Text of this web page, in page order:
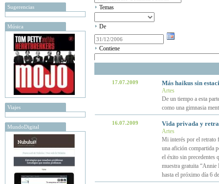
Sugerencias
Música
Viajes
MundoDigital
Temas
De
Contiene
17.07.2009 Más haikus sin
Artes
De un tiempo a esta
como una gimnasia
16.07.2009 Vida privada y
Artes
Mi interés por el retrato
una afición compartida
el éxito sin precedentes
muestra gratuita “Annie
hasta el próximo día 6